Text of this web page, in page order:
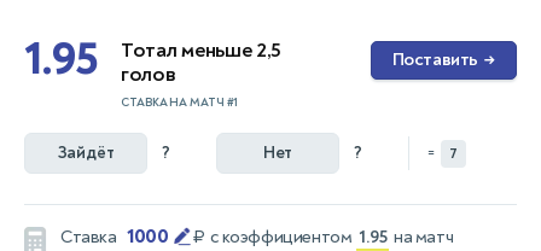
1.95
Тотал меньше 2,5
голов
СТАВКА НА МАТЧ #1
Поставить →
Зайдёт ? Нет ? = 7
Ставка 1000 ₽ с коэффициентом 1.95 на матч